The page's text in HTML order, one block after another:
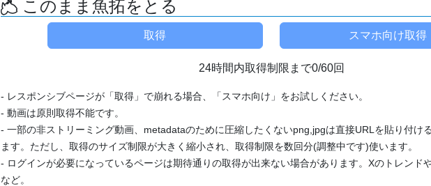
このまま魚拓をとる
24時間内取得制限まで0/60回
- レスポンシブページが「取得」で崩れる場合、「スマホ向け」をお試しください。
- 動画は原則取得不能です。
- 一部の非ストリーミング動画、metadataのために圧縮したくないpng,jpgは直接URLを貼り付け
ます。ただし、取得のサイズ制限が大きく縮小され、取得制限を数回分(調整中です)使います。
- ログインが必要になっているページは期待通りの取得が出来ない場合があります。Xのトレンド
など。